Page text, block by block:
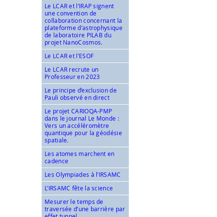
Le LCAR et l’IRAP signent
une convention de
collaboration concernant la
plateforme d’astrophysique
de laboratoire PILAB du
projet NanoCosmos.
Le LCAR et l’ESOF
Le LCAR recrute un
Professeur en 2023
Le principe d’exclusion de
Pauli observé en direct
Le projet CARIOQA-PMP
dans le journal Le Monde :
Vers un accéléromètre
quantique pour la géodésie
spatiale.
Les atomes marchent en
cadence
Les Olympiades à l’IRSAMC
L’IRSAMC fête la science
Mesurer le temps de
traversée d’une barrière par